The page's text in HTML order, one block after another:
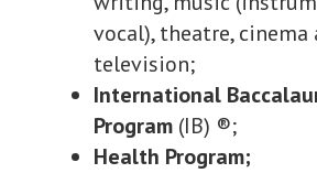
vocal), theatre, cinema
television;
International
Program (IB) ®;
Health Program;